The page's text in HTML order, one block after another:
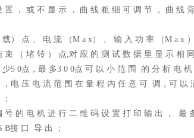
， 或 不 显 示 ， 曲 线 粗 细 可 调 节 ， 曲 线
） 点 、 电 流 （M a x） 、 输 入 功 率 （M a x
（ 堵 转 ） 点,对 应 的 测 试 数 据 里 显 示 相 同
5 0点，最 多3 0 0点 可 以 小 范 围 的 分 析 电 机
电 压 电 流 范 围 在 量 程 内 任 意 可 调，可
的 电 机 进 行 二 维 码 设 置 打 印 输 出 ， 最
B接 口 导 出 ；